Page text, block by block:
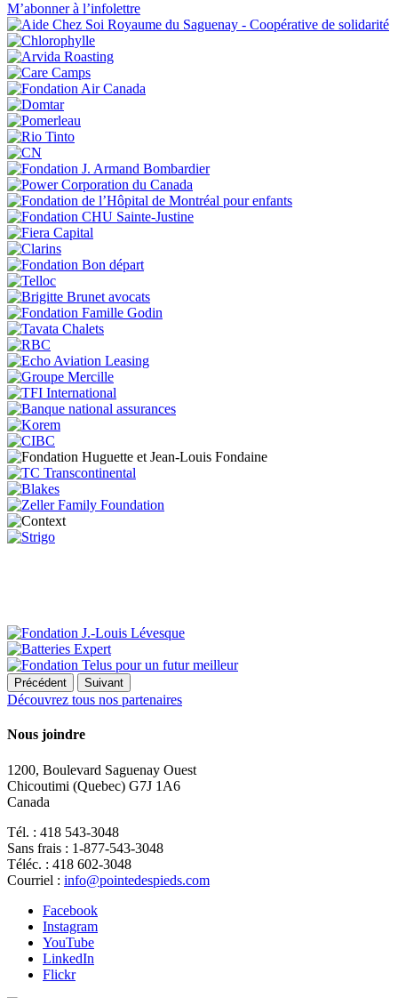
M’abonner à l’infolettre
Précédent Suivant
Découvrez tous nos partenaires
Nous joindre
1200, Boulevard Saguenay Ouest
Chicoutimi (Quebec) G7J 1A6
Canada
Tél. : 418 543-3048
Sans frais : 1-877-543-3048
Téléc. : 418 602-3048
Courriel : info@pointedespieds.com
Facebook
Instagram
YouTube
LinkedIn
Flickr